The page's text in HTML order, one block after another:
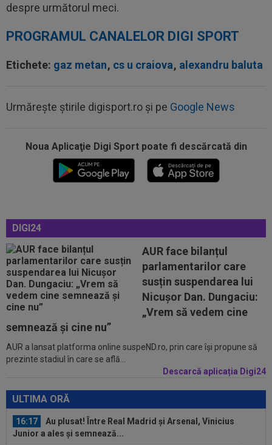
despre următorul meci.
PROGRAMUL CANALELOR DIGI SPORT
Etichete: gaz metan, cs u craiova, alexandru baluta
Urmărește știrile digisport.ro și pe Google News
Noua Aplicaţie Digi Sport poate fi descărcată din
DIGI24
AUR face bilanțul
parlamentarilor care
susțin suspendarea lui
Nicușor Dan. Dungaciu:
„Vrem să vedem cine
semnează și cine nu”
AUR a lansat platforma online suspeND.ro, prin care își propune să
prezinte stadiul în care se află...
Descarcă aplicația Digi24
ULTIMA ORĂ
FIFA i-ar fi promis Marocului că va găzdui
finala CM 2030, dacă africanii îl...
16:03 VIDEO
Ferran Torres s-a făcut de râs în
direct la TV!
15:43
Barcelona se duce all-in: Hansi Flick l-a sunat
pe Rodri!
15:43
KuPS - Universitatea Craiova Live Video, joi, 6
august, 18:00, Digi Sport 1...
16:36 EXCLUSIV
Marea problemă a Universității
Craiova la meciul cu KuPS, din Europa League...
ocolișuri: ”Trebuie să plece”
16:17
Au plusat! Între Real Madrid și Arsenal, Vinicius
Junior a ales și semnează...